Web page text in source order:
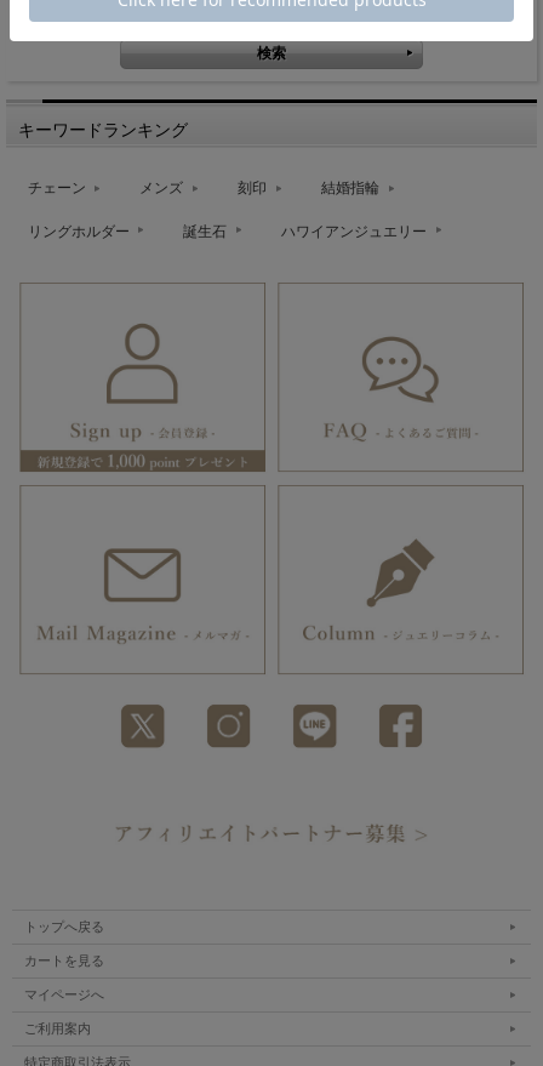
キーワードランキング
チェーン メンズ 刻印 結婚指輪
リングホルダー 誕生石 ハワイアンジュエリー
トップへ戻る
カートを見る
マイページへ
ご利用案内
特定商取引法表示